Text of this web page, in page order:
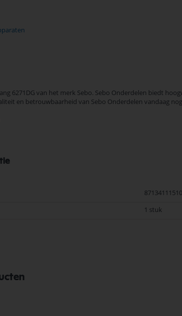
6271DG van het merk Sebo. Sebo Onderdelen biedt
en betrouwbaarheid van Sebo Onderdelen vandaag
1 stuk